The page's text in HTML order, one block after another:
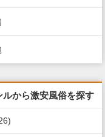
川・高輪・蒲田
留・銀座・六本木
・神田・秋葉原
・甲信越全域
北版TOP
北全域
版TOP
ルから激安風俗を探す